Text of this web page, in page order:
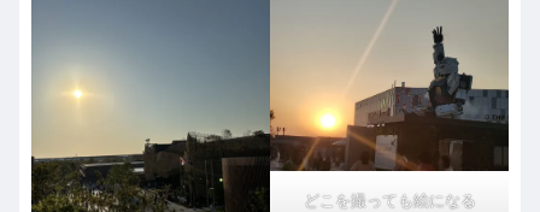
どこを撮っても絵になる